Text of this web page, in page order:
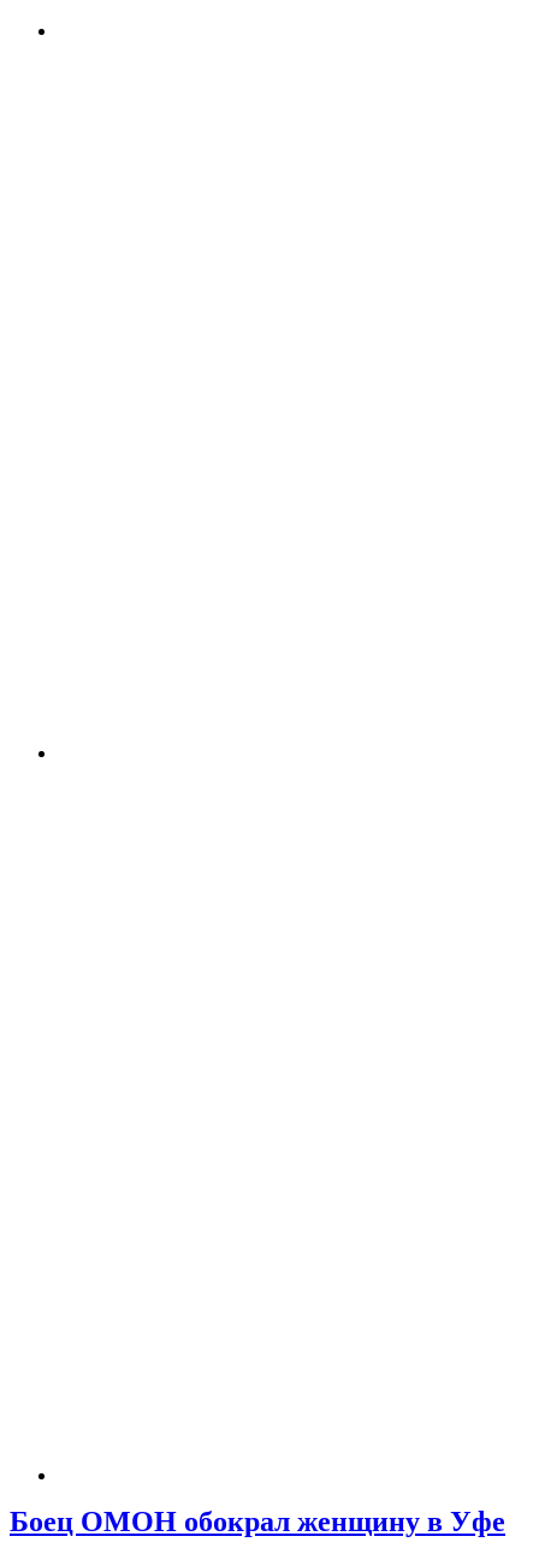
Боец ОМОН обокрал женщину в Уфе